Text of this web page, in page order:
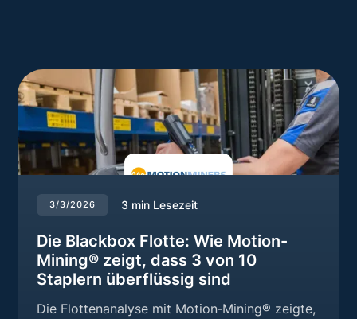
3/3/2026 3 min Lesezeit
Die Blackbox Flotte: Wie Motion-
Mining® zeigt, dass 3 von 10
Staplern überflüssig sind
Die Flottenanalyse mit Motion‑Mining® zeigte,